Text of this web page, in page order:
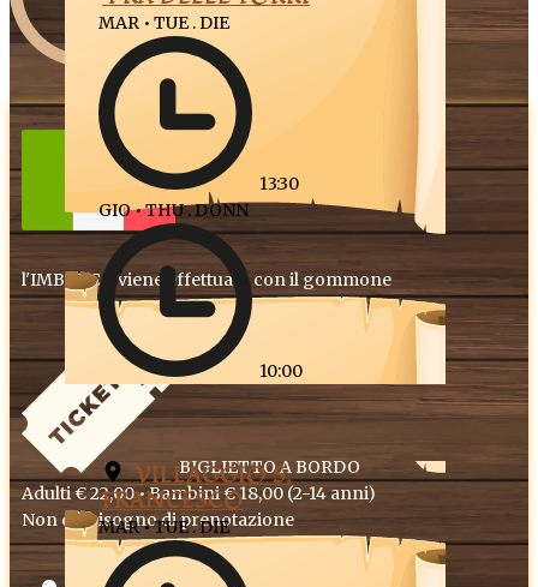
MAR • TUE . DIE
13:30
GIO • THU . DONN
10:00
​VILLAGGIO S.
FRANCESCO
MAR • TUE . DIE
INFO
l'IMBARCO viene effettuato con il gommone
BIGLIETTO A BORDO
Adulti € 22,00 • Bambini € 18,00 (2-14 anni)
Non c'è bisogno di prenotazione